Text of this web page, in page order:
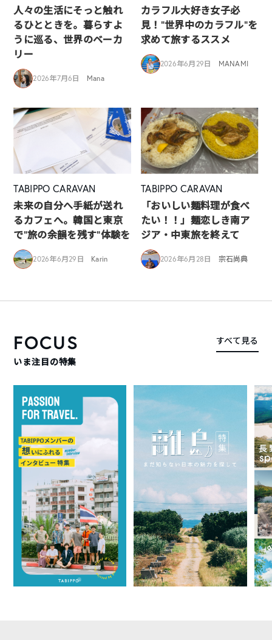
人々の生活にそっと触れ
るひとときを。暮らすよ
うに巡る、世界のベーカ
リー
2026年7月6日 Mana
カラフル大好き女子必
見！”世界中のカラフル”を
求めて旅するススメ
2026年6月29日 MANAMI
TABIPPO CARAVAN
未来の自分へ手紙が送れ
るカフェへ。韓国と東京
で“旅の余韻を残す”体験を
2026年6月29日 Karin
TABIPPO CARAVAN
「おいしい麺料理が食べ
たい！！」麺恋しき南ア
ジア・中東旅を終えて
2026年6月28日 宗石尚典
FOCUS
いま注目の特集
すべて見る